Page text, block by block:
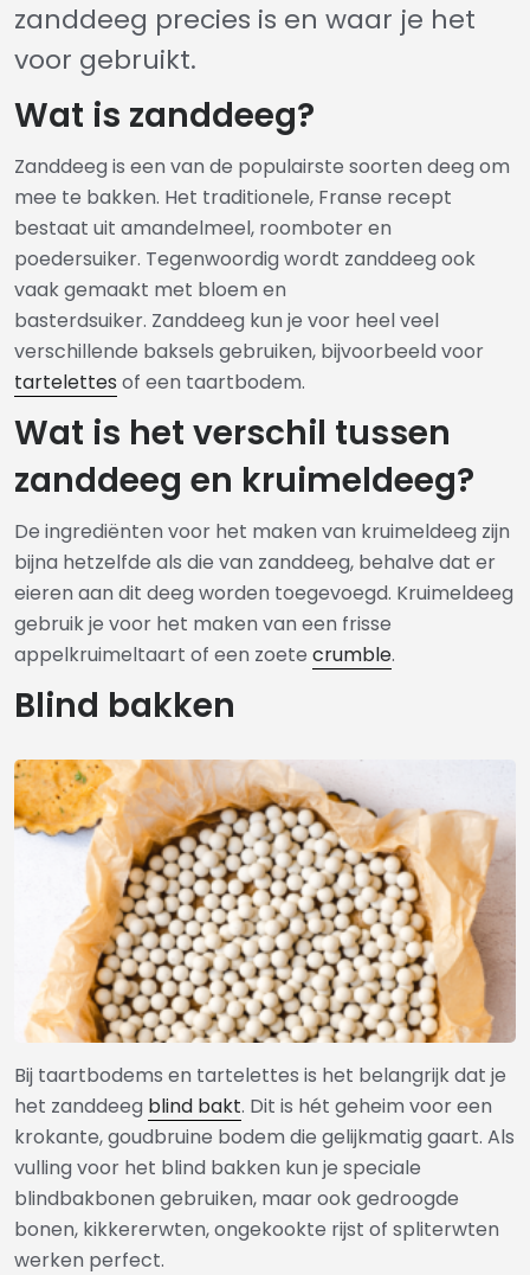
zanddeeg precies is en waar je het
voor gebruikt.
Wat is zanddeeg?
Zanddeeg is een van de populairste soorten deeg om
mee te bakken. Het traditionele, Franse recept
bestaat uit amandelmeel, roomboter en
poedersuiker. Tegenwoordig wordt zanddeeg ook
vaak gemaakt met bloem en
basterdsuiker. Zanddeeg kun je voor heel veel
verschillende baksels gebruiken, bijvoorbeeld voor
tartelettes of een taartbodem.
Wat is het verschil tussen
zanddeeg en kruimeldeeg?
De ingrediënten voor het maken van kruimeldeeg zijn
bijna hetzelfde als die van zanddeeg, behalve dat er
eieren aan dit deeg worden toegevoegd. Kruimeldeeg
gebruik je voor het maken van een frisse
appelkruimeltaart of een zoete crumble.
Blind bakken
Bij taartbodems en tartelettes is het belangrijk dat je
het zanddeeg blind bakt. Dit is hét geheim voor een
krokante, goudbruine bodem die gelijkmatig gaart. Als
vulling voor het blind bakken kun je speciale
blindbakbonen gebruiken, maar ook gedroogde
bonen, kikkererwten, ongekookte rijst of spliterwten
werken perfect.